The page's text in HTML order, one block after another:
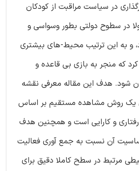
در سیاست مراقبت از کودکان
در سطوح دولتی بطور وسواسی و
و به این ترتیب محیط-های بیشتری
که منجر به بازی بی قاعده و
شود. هدف این مقاله معرفی نقشه
یک روش مشاهده مستقیم بر اساس
و کارایی است و همچنین هدف
آن نسبت به جمع آوری فعالیت
مرتبط در سطح کاملا دقیق برای